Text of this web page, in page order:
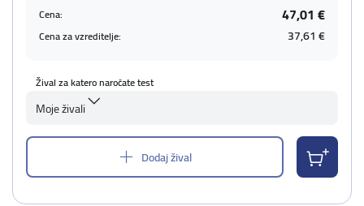
Cena: 47,01 €
Cena za vzreditelje: 37,61 €
Žival za katero naročate test
Moje živali
Dodaj žival